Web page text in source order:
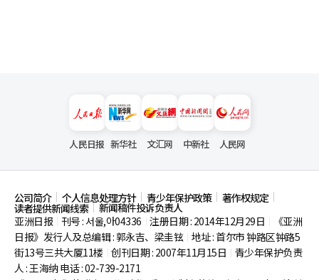
人民日报 新华社 文汇网 中新社 人民网
公司简介 个人信息处理方针 青少年保护政策 著作权规定
读者提供新闻线索
新闻稿件投诉负责人
亚洲日报
刊号 : 서울,아04336 注册日期 : 2014年12月29日
《亚洲
日报》发行人及总编辑 : 郭永吉、梁圭铉 地址 : 首尔市钟路区钟路5
街13号三共大厦11楼 创刊日期 : 2007年11月15日
青少年保护负责
人 : 王海纳 电话 : 02-739-2171